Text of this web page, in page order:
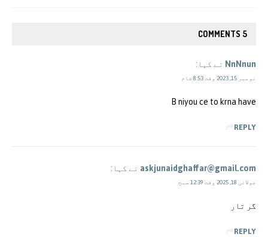
5 COMMENTS
NnNnun نے کہا:
نومبر 15, 2023 وقت 8:53 شام
B niyou ce to krna have
REPLY
askjunaidghaffar@gmail.com نے کہا:
جولائی 18, 2025 وقت 12:39 صبح
گر تار
REPLY